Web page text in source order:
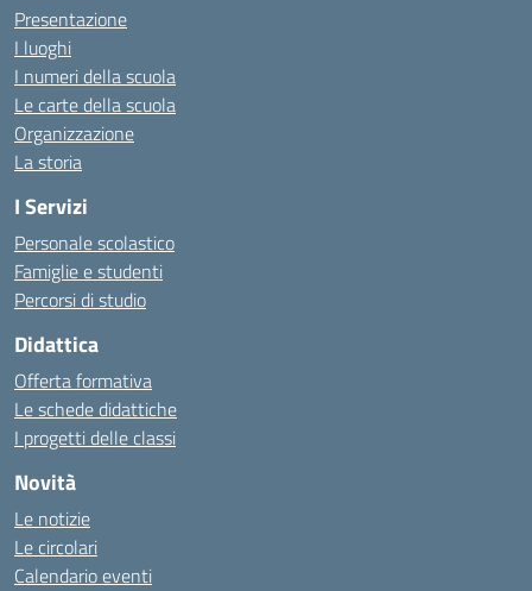
Presentazione
I luoghi
I numeri della scuola
Le carte della scuola
Organizzazione
La storia
I Servizi
Personale scolastico
Famiglie e studenti
Percorsi di studio
Didattica
Offerta formativa
Le schede didattiche
I progetti delle classi
Novità
Le notizie
Le circolari
Calendario eventi